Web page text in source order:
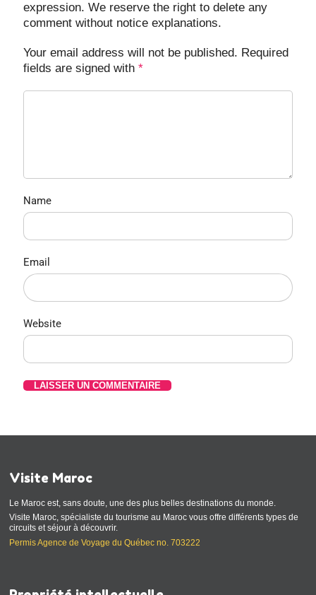
expression. We reserve the right to delete any
comment without notice explanations.
Your email address will not be published. Required
fields are signed with*
Name
Email
Website
Visite Maroc
Le Maroc est, sans doute, une des plus belles destinations du monde.
Visite Maroc, spécialiste du tourisme au Maroc vous offre différents types de
circuits et séjour à découvrir.
Permis Agence de Voyage du Québec no. 703222